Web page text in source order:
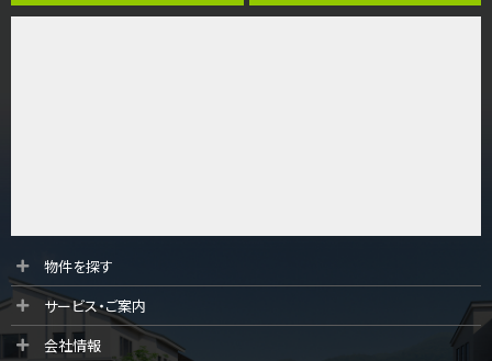
海老名駅
第10位
4,190万円
桜ヶ丘駅
物件を探す
サービス・ご案内
会社情報